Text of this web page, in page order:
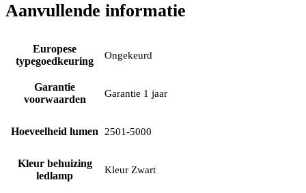
Aanvullende informatie
Europese
typegoedkeuring
Ongekeurd
Garantie
voorwaarden
Garantie 1 jaar
Hoeveelheid lumen 2501-5000
Kleur behuizing
ledlamp
Kleur Zwart